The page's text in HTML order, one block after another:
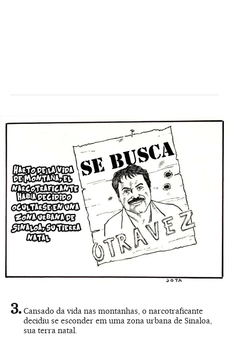
Cansado da vida nas montanhas, o narcotraficante
decidiu se esconder em uma zona urbana de Sinaloa,
sua terra natal.